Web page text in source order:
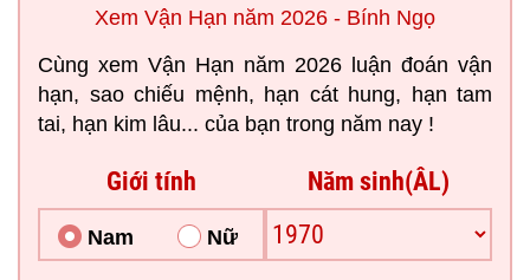
Xem Vận Hạn năm 2026 - Bính Ngọ
Cùng xem Vận Hạn năm 2026 luận đoán vận
hạn, sao chiếu mệnh, hạn cát hung, hạn tam
tai, hạn kim lâu... của bạn trong năm nay !
Giới tính
Nam Nữ
Năm sinh(ÂL)